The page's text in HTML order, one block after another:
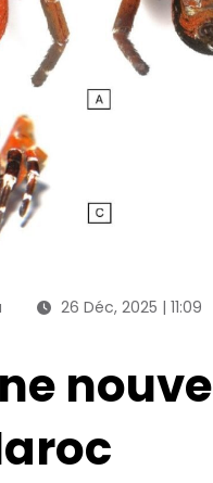
26 Déc, 2025 | 11:09